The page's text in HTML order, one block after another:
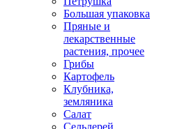
Большая упаковка
Пряные и
лекарственные
растения, прочее
Грибы
Картофель
Клубника,
земляника
Салат
Сельдерей